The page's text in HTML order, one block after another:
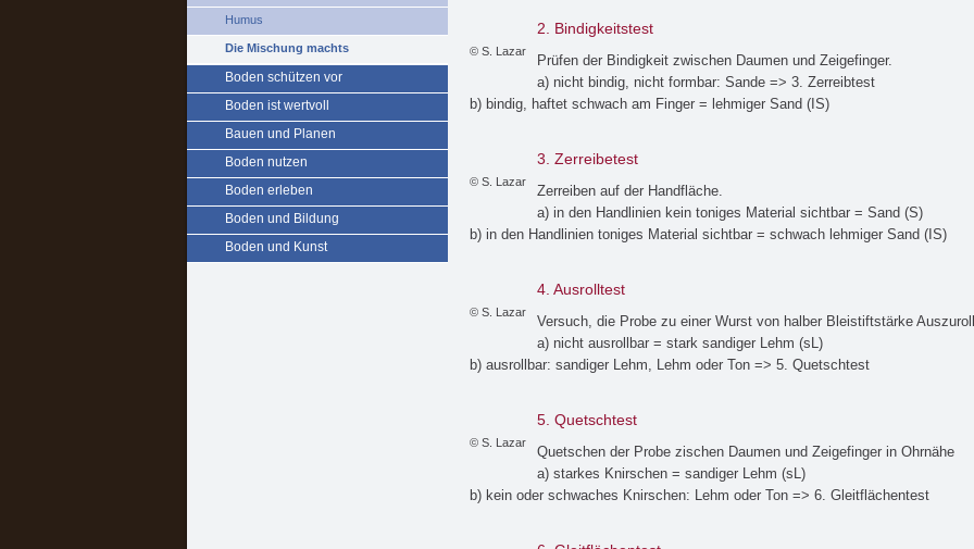
Humus
Die Mischung machts
Boden schützen vor
Boden ist wertvoll
Bauen und Planen
Boden nutzen
Boden erleben
Boden und Bildung
Boden und Kunst
© S. Lazar
2. Bindigkeitstest
Prüfen der Bindigkeit zwischen Daumen und Zeigefinger.
a) nicht bindig, nicht formbar: Sande => 3. Zerreibtest
b) bindig, haftet schwach am Finger = lehmiger Sand (IS)
© S. Lazar
3. Zerreibetest
Zerreiben auf der Handfläche.
a) in den Handlinien kein toniges Material sichtbar = Sand (S)
b) in den Handlinien toniges Material sichtbar = schwach lehmiger Sand (IS)
© S. Lazar
4. Ausrolltest
Versuch, die Probe zu einer Wurst von halber Bleistiftstärke
a) nicht ausrollbar = stark sandiger Lehm (sL)
b) ausrollbar: sandiger Lehm, Lehm oder Ton => 5. Quetschtest
© S. Lazar
5. Quetschtest
Quetschen der Probe zischen Daumen und Zeigefinger in Ohrnähe
a) starkes Knirschen = sandiger Lehm (sL)
b) kein oder schwaches Knirschen: Lehm oder Ton => 6. Gleitflächentest